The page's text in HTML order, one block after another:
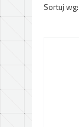
Sortuj wg: